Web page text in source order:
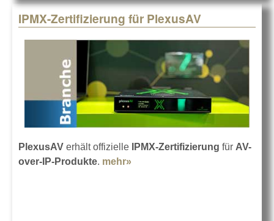
IPMX-Zertifizierung für PlexusAV
PlexusAV erhält offizielle IPMX-Zertifizierung für AV-
over-IP-Produkte. mehr»